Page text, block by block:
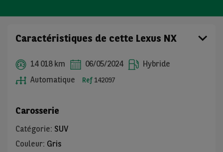
Caractéristiques de cette Lexus NX
14 018 km 06/05/2024
Hybride
Automatique
Ref 142097
Carosserie
Catégorie: SUV
Couleur: Gris